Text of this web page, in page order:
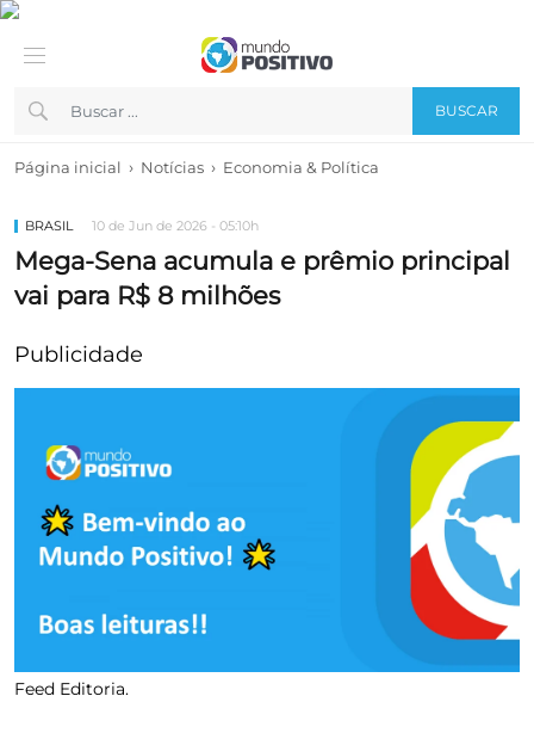
BUSCAR
Página inicial › Notícias › Economia & Política
BRASIL 10 de Jun de 2026 - 05:10h
Mega-Sena acumula e prêmio principal
vai para R$ 8 milhões
Publicidade
Feed Editoria.